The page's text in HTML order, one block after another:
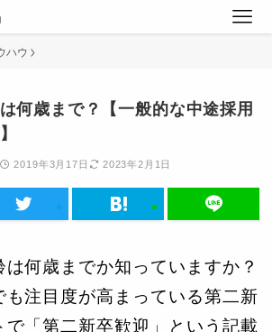
ハウ
何歳まで？【一般的な中途採用
2019年3月17日 2023年2月1日
何歳までか知っていますか？
も注目度が高まっている第二新
で「第二新卒歓迎」という記載